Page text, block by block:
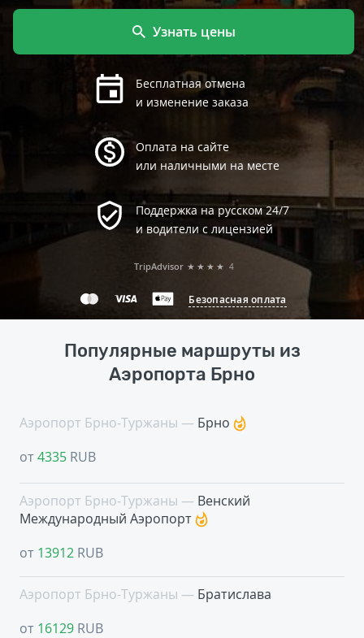
Узнать цены
Бесплатная отмена
и изменение заказа
Оплата на сайте
или наличными на месте
Поддержка на русском 24/7
и водители с лицензией
Безопасная оплата
TripAdvisor ★★★★ 4
Популярные маршруты из
Аэропорта Брно
Аэропорт Брно-Туржаны — Брно
от4335 RUB
Аэропорт Брно-Туржаны — Венский
Международный Аэропорт
от 13912 RUB
Аэропорт Брно-Туржаны — Братислава
от 16129 RUB